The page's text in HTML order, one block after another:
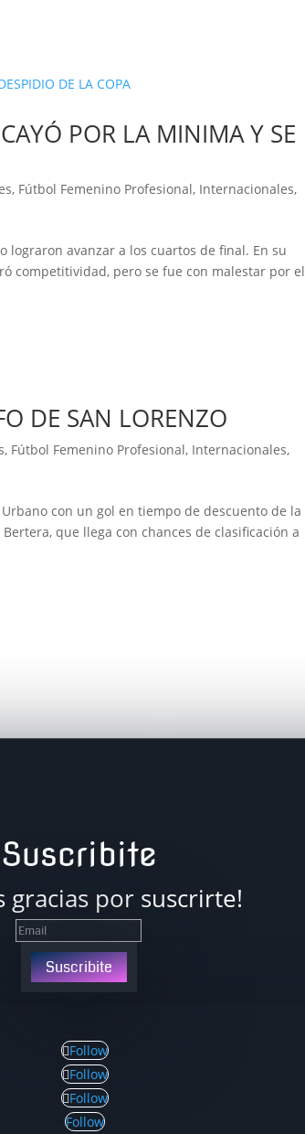
POR LA MINIMA Y SE
, Fútbol Femenino Profesional, Internacionales,
lograron avanzar a los cuartos de final. En su
competitividad, pero se fue con malestar por el
DE SAN LORENZO
, Fútbol Femenino Profesional, Internacionales,
con un gol en tiempo de descuento de la
que llega con chances de clasificación a
Suscribite
gracias por suscrirte!
Suscribite
Follow
Follow
Follow
Follow